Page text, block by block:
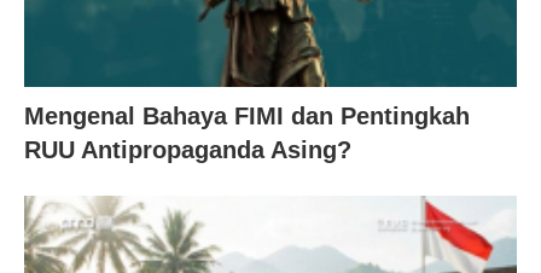
Mengenal Bahaya FIMI dan Pentingkah
RUU Antipropaganda Asing?